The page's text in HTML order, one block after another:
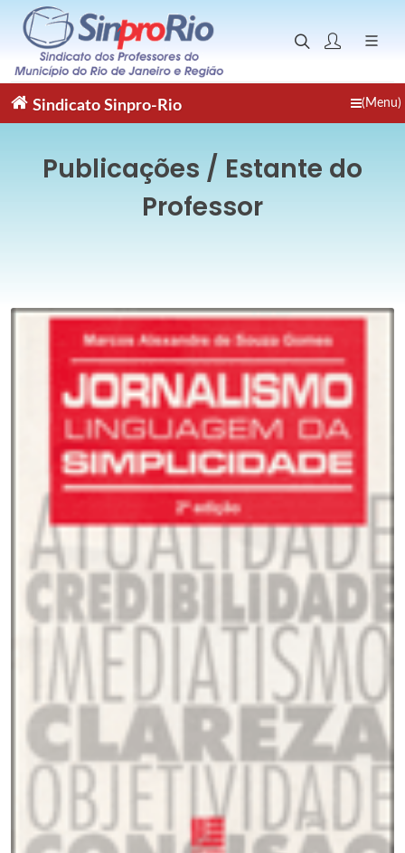
Sindicato Sinpro-Rio (Menu)
Publicações / Estante do
Professor